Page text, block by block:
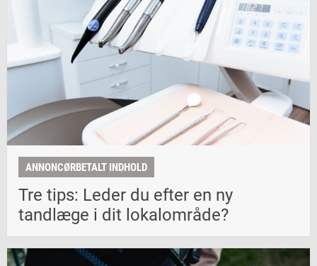
ANNONCØRBETALT INDHOLD
Tre tips: Leder du efter en ny
tandlæge i dit lokalområde?